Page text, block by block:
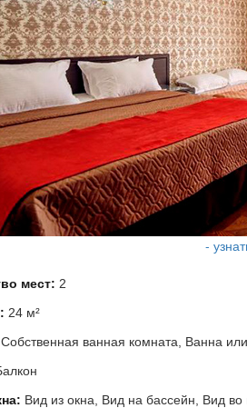
-
мест: 2
24 м²
Собственная ванная комната, Ванна
Вид из окна, Вид на бассейн, Вид во